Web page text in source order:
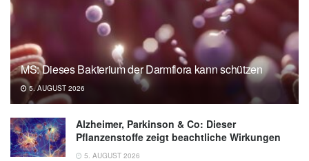
MS: Dieses Bakterium der Darmflora kann schützen
5. AUGUST 2026
Alzheimer, Parkinson & Co: Dieser
Pflanzenstoffe zeigt beachtliche Wirkungen
5. AUGUST 2026